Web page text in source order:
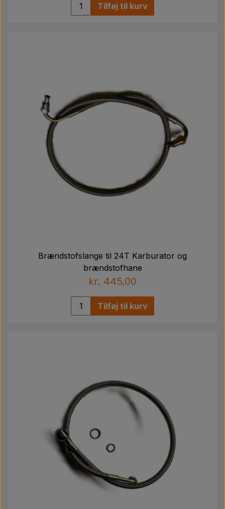
Tilføj til kurv
Brændstofslange til 24T Karburator og
brændstofhane
kr. 445,00
Tilføj til kurv